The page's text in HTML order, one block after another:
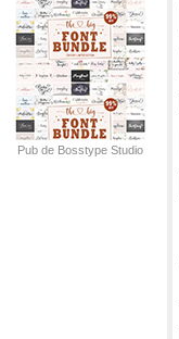
Pub de Bosstype Studio